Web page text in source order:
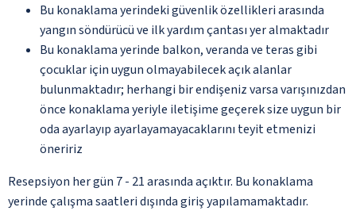
Bu konaklama yerindeki güvenlik özellikleri arasında
yangın söndürücü ve ilk yardım çantası yer almaktadır
Bu konaklama yerinde balkon, veranda ve teras gibi
çocuklar için uygun olmayabilecek açık alanlar
bulunmaktadır; herhangi bir endişeniz varsa varışınızdan
önce konaklama yeriyle iletişime geçerek size uygun bir
oda ayarlayıp ayarlayamayacaklarını teyit etmenizi
öneririz
Resepsiyon her gün 7 - 21 arasında açıktır. Bu konaklama
yerinde çalışma saatleri dışında giriş yapılamamaktadır.